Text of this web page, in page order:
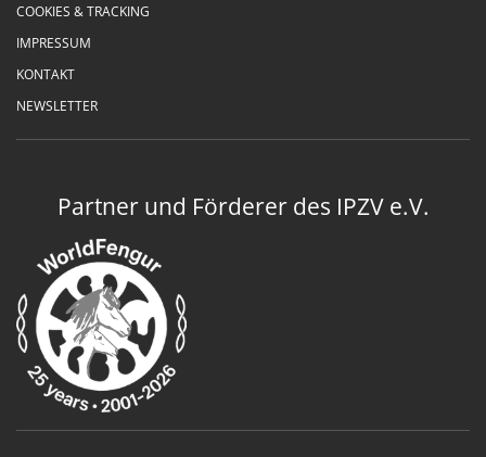
COOKIES & TRACKING
IMPRESSUM
KONTAKT
NEWSLETTER
Partner und Förderer des IPZV e.V.